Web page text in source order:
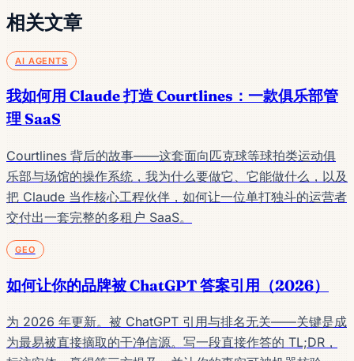
相关文章
AI AGENTS
我如何用 Claude 打造 Courtlines：一款俱乐部管
理 SaaS
Courtlines 背后的故事——这套面向匹克球等球拍类运动俱
乐部与场馆的操作系统，我为什么要做它、它能做什么，以及
把 Claude 当作核心工程伙伴，如何让一位单打独斗的运营者
交付出一套完整的多租户 SaaS。
GEO
如何让你的品牌被 ChatGPT 答案引用（2026）
为 2026 年更新。被 ChatGPT 引用与排名无关——关键是成
为最易被直接摘取的干净信源。写一段直接作答的 TL;DR，